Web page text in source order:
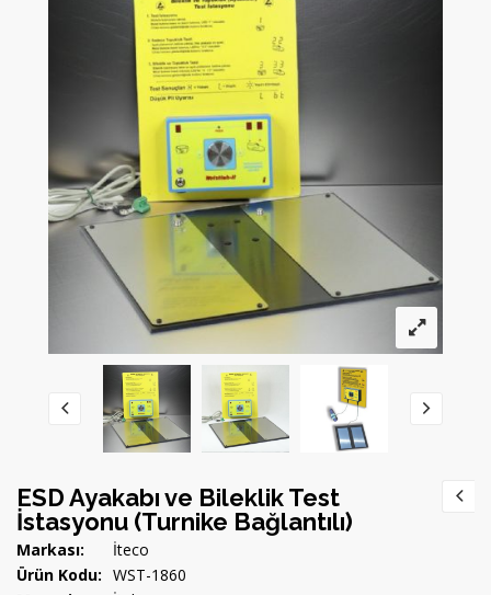
ESD Ayakabı ve Bileklik Test
İstasyonu (Turnike Bağlantılı)
Markası:
İteco
Ürün Kodu: WST-1860